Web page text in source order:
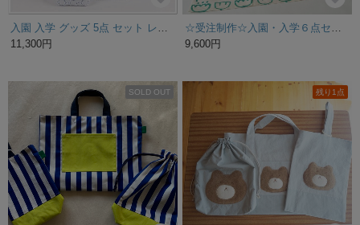
11,300円
9,600円
SOLD OUT 残り1点